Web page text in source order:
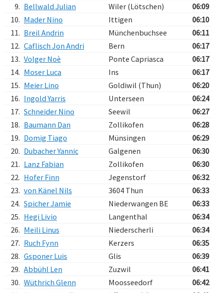
9. Bellwald Julian Wiler (Lötschen)
06:09
10. Mader Nino Ittigen
06:10
11. Breil Andrin Münchenbuchsee
06:11
12. Caflisch Jon Andri Bern
06:17
13. Volger Noè Ponte Capriasca
06:17
14. Moser Luca Ins
06:17
15. Meier Lino Goldiwil (Thun)
06:20
16. Ingold Yarris Unterseen
06:24
17. Schneider Nino Seewil
06:27
18. Baumann Dan Zollikofen
06:28
19. Domig Tiago Münsingen
06:29
20. Dubacher Yannic Galgenen
06:30
21. Lanz Fabian Zollikofen
06:30
22. Hofer Finn Jegenstorf
06:32
23. von Känel Nils 3604 Thun
06:33
24. Spicher Jamie Niederwangen BE
06:33
25. Hegi Livio Langenthal
06:34
26. Meili Linus Niederscherli
06:34
27. Ruch Fynn Kerzers
06:35
28. Gsponer Luis Glis
06:39
29. Abbühl Len Zuzwil
06:41
30. Wüthrich Glenn Moosseedorf
06:42